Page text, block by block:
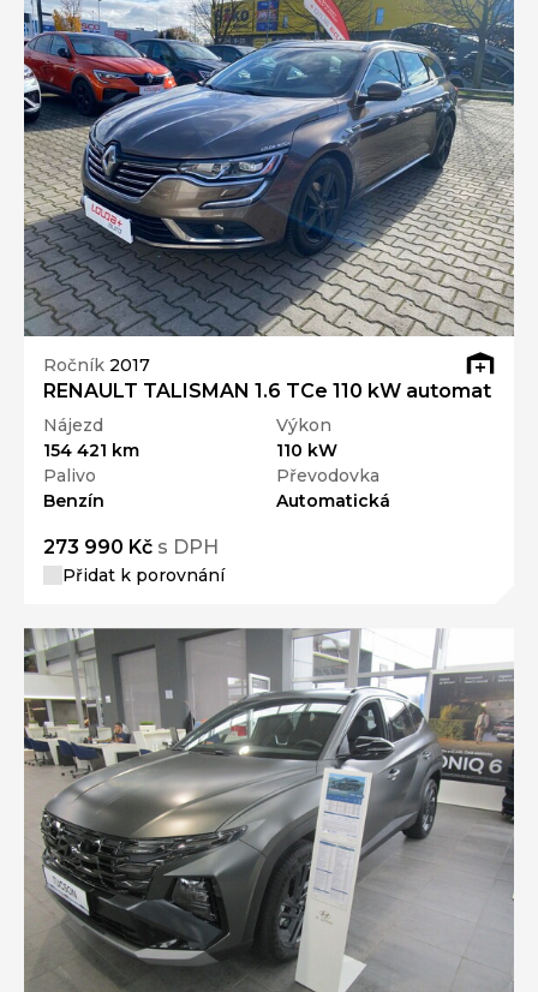
Ročník 2017
RENAULT TALISMAN 1.6 TCe 110 kW automat
Nájezd
154 421 km
Výkon
110 kW
Palivo
Benzín
Převodovka
Automatická
273 990 Kč s DPH
Přidat k porovnání